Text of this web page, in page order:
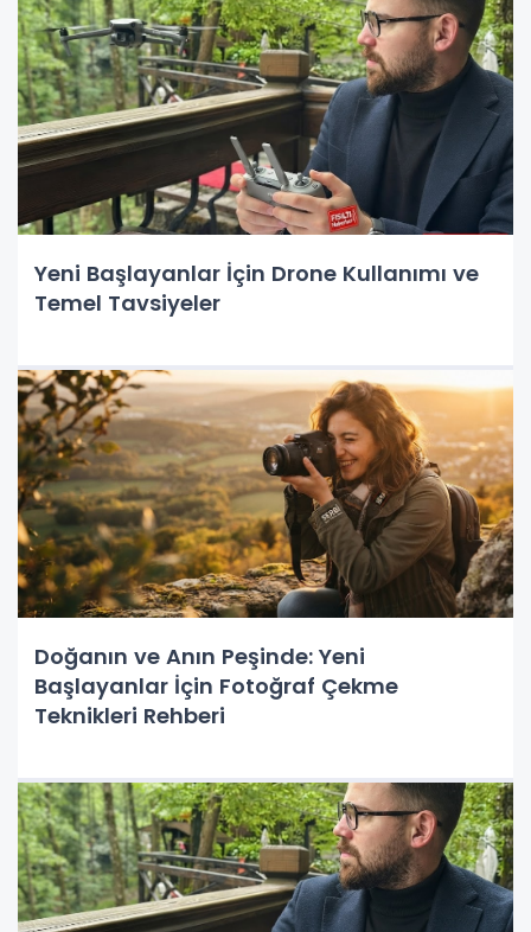
Yeni Başlayanlar İçin Drone Kullanımı ve
Temel Tavsiyeler
Doğanın ve Anın Peşinde: Yeni
Başlayanlar İçin Fotoğraf Çekme
Teknikleri Rehberi